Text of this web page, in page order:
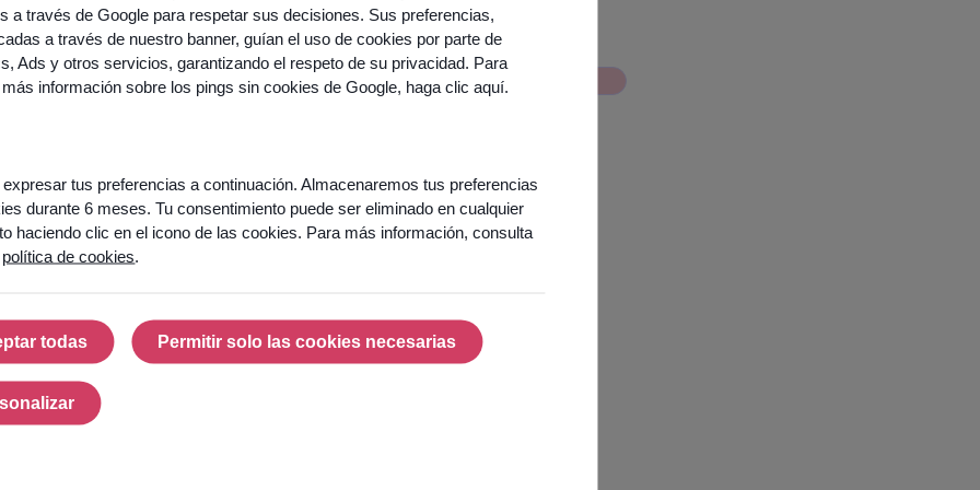
a través de Google para respetar sus decisiones. Sus preferencias,
a través de nuestro banner, guían el uso de cookies por parte de
Ads y otros servicios, garantizando el respeto de su privacidad. Para
información sobre los pings sin cookies de Google, haga clic aquí
expresar tus preferencias a continuación. Almacenaremos tus preferencias
durante 6 meses. Tu consentimiento puede ser eliminado en cualquier
haciendo clic en el icono de las cookies. Para más información, consulta
política de cookies
todas
Aceptar todas
Permitir solo las cookies necesarias
Permitir solo las cookies necesarias
Personalizar
About us
Odigo
40 years
of
and
Partners
Ready
to
turn
your